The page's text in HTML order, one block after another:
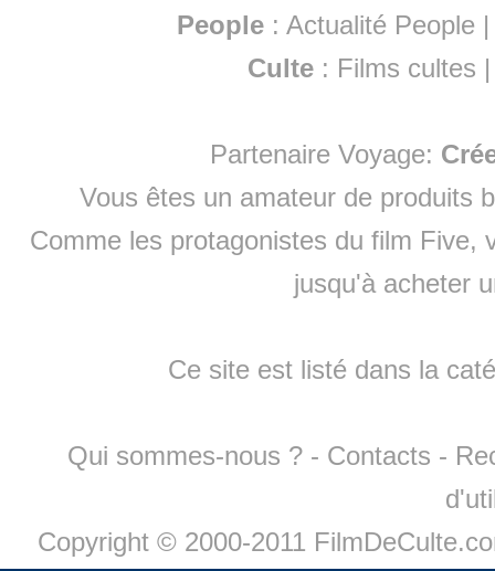
People :Actualité People
Culte : Films cultes
Partenaire Voyage:
Vous êtes un amateur de produits
Comme les protagonistes du film Five,
jusqu'à acheter
Ce site est listé dans la
Qui sommes-nous ? - Contacts -
Copyright © 2000-2011